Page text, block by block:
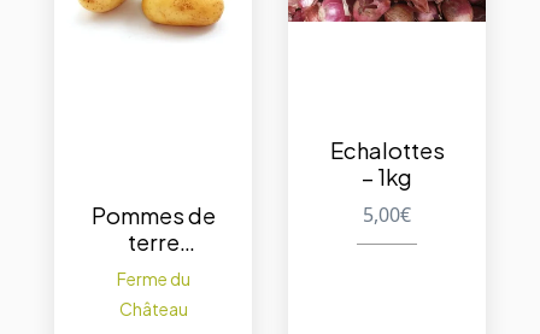
Pommes de
terre
Gourmandi
ne
Ferme du
Château
Echalottes
– 1kg
5,00€